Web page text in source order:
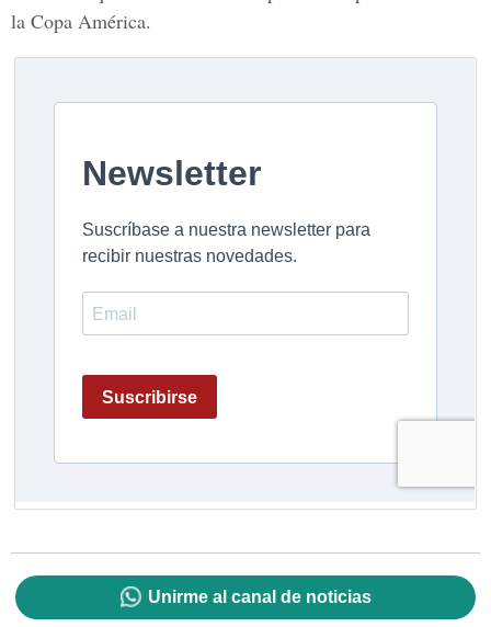
la Copa América.
Unirme al canal de noticias